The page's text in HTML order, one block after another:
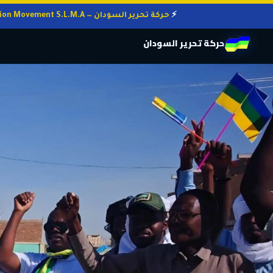
حركة تحرير السودان — Sudan Liberation Movement S.L.M.A
حركة تحرير السودان